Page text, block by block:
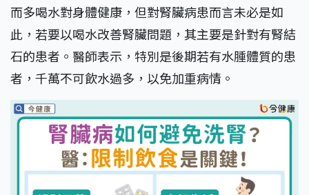
而多喝水對身體健康，但對腎臟病患而言未必是如
此，若要以喝水改善腎臟問題，其主要是針對有腎結
石的患者。醫師表示，特別是後期若有水腫體質的患
者，千萬不可飲水過多，以免加重病情。